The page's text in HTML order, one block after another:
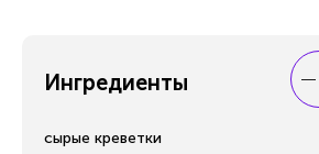
Ингредиенты
сырые креветки